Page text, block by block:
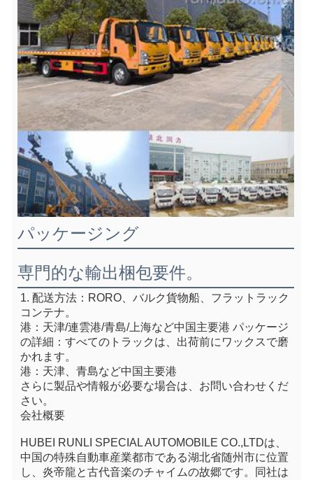
パッケージング
専門的な輸出梱包要件。
1. 配送方法：RORO、バルク貨物船、フラットラック
コンテナ。
港：天津/連雲港/青島/上海など中国主要港 パッケージ
の詳細：すべてのトラックは、出荷前にワックスで磨
かれます。
港：天津、青島など中国主要港
さらに製品や情報が必要な場合は、お問い合わせくだ
さい。
会社概要
HUBEI RUNLI SPECIAL AUTOMOBILE CO.,LTDは、
中国の特殊自動車産業都市である湖北省随州市に位置
し、炎帝龍と古代音楽のチャイムの故郷です。同社は